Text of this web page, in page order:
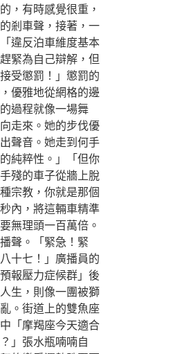
，有時感覺很重，
剎車聲，接著，一
違反泊車維度基本
緊為自己辯解，但
受懲罰！」懲罰的
優雅地從網格的邊
過程就像一場舞
走來。她的步伐優
聲音。她走到何手
純粹性。」「但你
殘的車子從牆上脫
宗教，你就是那個
內，將這輛車精準
無理頭一百萬倍。
聲。「緊急！緊
十七！」廣播員的
報壓力症候群」後
生，則像一團被獅
。街道上的雙魚座
「摩羯座今天適合
」張水瓶喃喃自